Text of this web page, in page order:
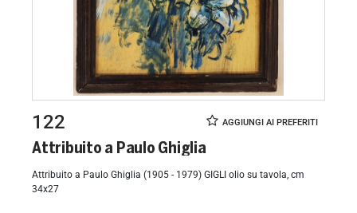
122
Attribuito a Paulo Ghiglia
Attribuito a Paulo Ghiglia (1905 - 1979) GIGLI olio su tavola, cm
34x27